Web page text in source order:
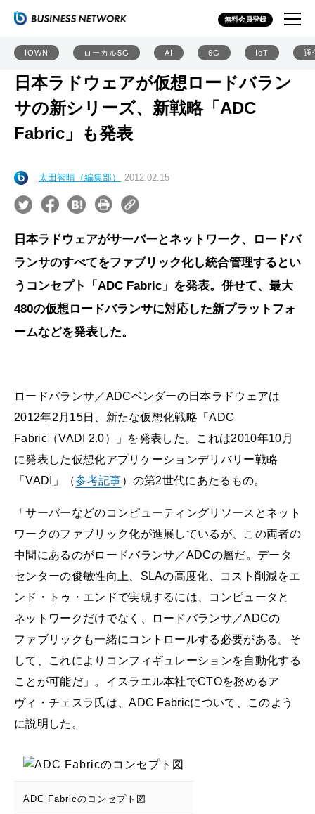
無料会員登録
IOWN ローカル5G AI 6G IoT 通
日本ラドウェアが仮想ロードバラン
サの新シリーズ、新戦略「ADC
Fabric」も発表
太田智晴（編集部） 2012.02.15
日本ラドウェアがサーバーとネットワーク、ロードバ
ランサのすべてをファブリック化し統合管理するとい
うコンセプト「ADC Fabric」を発表。併せて、最大
480の仮想ロードバランサに対応した新プラットフォ
ームなどを発表した。
ロードバランサ／ADCベンダーの日本ラドウェアは
2012年2月15日、新たな仮想化戦略「ADC
Fabric（VADI 2.0）」を発表した。これは2010年10月
に発表した仮想化アプリケーションデリバリー戦略
「VADI」
（参考記事） の第2世代にあたるもの。
「サーバーなどのコンピューティングリソースとネット
ワークのファブリック化が進展しているが、この両者の
中間にあるのがロードバランサ／ADCの層だ。データ
センターの俊敏性向上、SLAの高度化、コスト削減をエ
ンド・トゥ・エンドで実現するには、コンピュータと
ネットワークだけでなく、ロードバランサ／ADCの
ファブリックも一緒にコントロールする必要がある。そ
して、これによりコンフィギュレーションを自動化する
ことが可能だ」。イスラエル本社でCTOを務めるア
ヴィ・チェスラ氏は、ADC Fabricについて、このよう
に説明した。
ADC Fabricのコンセプト図